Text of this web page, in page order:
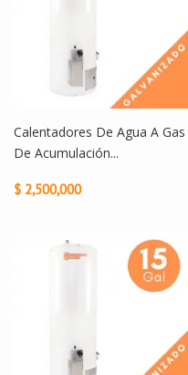
Calentadores De Agua A Gas
De Acumulación...
$ 2,500,000